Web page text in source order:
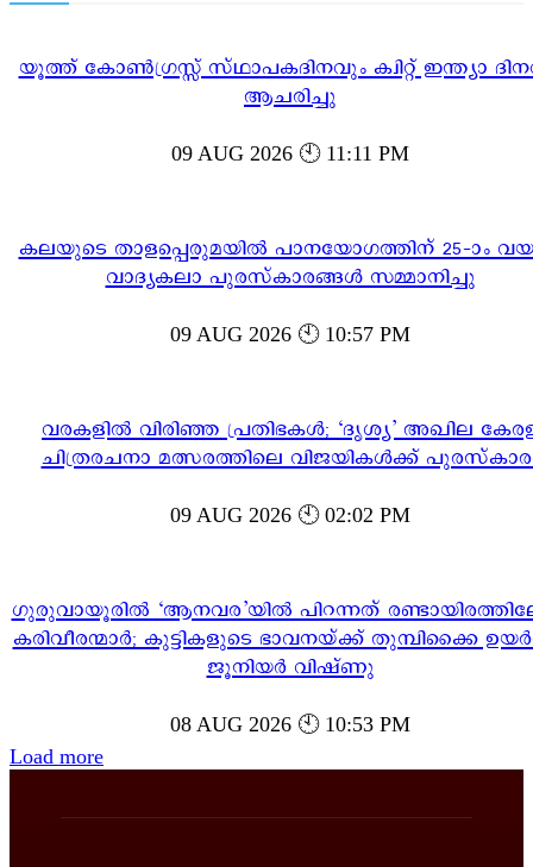
യൂത്ത് കോൺഗ്രസ്സ് സ്ഥാപകദിനവും ക്വിറ്റ് ഇന്ത്യാ
ആചരിച്ചു
09 AUG 2026 🕙 11:11 PM
കലയുടെ താളപ്പെരുമയിൽ പാനയോഗത്തിന് 25-ാം
വാദ്യകലാ പുരസ്‌കാരങ്ങൾ സമ്മാനിച്ചു
09 AUG 2026 🕙 10:57 PM
വരകളിൽ വിരിഞ്ഞ പ്രതിഭകൾ; ‘ദൃശ്യ’ അഖില
ചിത്രരചനാ മത്സരത്തിലെ വിജയികൾക്ക്
09 AUG 2026 🕙 02:02 PM
ഗുരുവായൂരിൽ ‘ആനവര’യിൽ പിറന്നത്
കരിവീരന്മാർ; കുട്ടികളുടെ ഭാവനയ്ക്ക് തുമ്പിക്കൈ
ജൂനിയർ വിഷ്ണു
08 AUG 2026 🕙 10:53 PM
Load more